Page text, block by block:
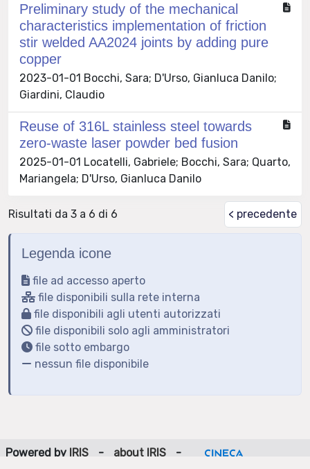
Preliminary study of the mechanical
characteristics implementation of friction
stir welded AA2024 joints by adding pure
copper
2023-01-01 Bocchi, Sara; D'Urso, Gianluca Danilo;
Giardini, Claudio
Reuse of 316L stainless steel towards
zero-waste laser powder bed fusion
2025-01-01 Locatelli, Gabriele; Bocchi, Sara; Quarto,
Mariangela; D'Urso, Gianluca Danilo
Risultati da 3 a 6 di 6 < precedente
Legenda icone
file ad accesso aperto
file disponibili sulla rete interna
file disponibili agli utenti autorizzati
file disponibili solo agli amministratori
file sotto embargo
nessun file disponibile
Powered by IRIS - about IRIS
-